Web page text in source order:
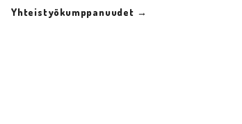
Yhteistyökumppanuudet →